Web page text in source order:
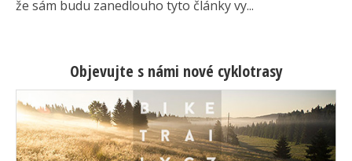
že sám budu zanedlouho tyto články vy...
Objevujte s námi nové cyklotrasy